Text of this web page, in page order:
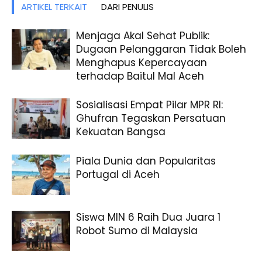
ARTIKEL TERKAIT DARI PENULIS
Menjaga Akal Sehat Publik:
Dugaan Pelanggaran Tidak Boleh
Menghapus Kepercayaan
terhadap Baitul Mal Aceh
Sosialisasi Empat Pilar MPR RI:
Ghufran Tegaskan Persatuan
Kekuatan Bangsa
Piala Dunia dan Popularitas
Portugal di Aceh
Siswa MIN 6 Raih Dua Juara 1
Robot Sumo di Malaysia